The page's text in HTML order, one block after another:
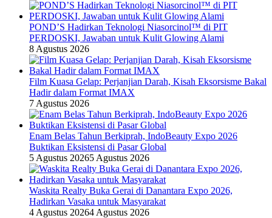
POND’S Hadirkan Teknologi Niasorcinol™ di PIT
PERDOSKI, Jawaban untuk Kulit Glowing Alami
8 Agustus 2026
Film Kuasa Gelap: Perjanjian Darah, Kisah Eksorsisme Bakal
Hadir dalam Format IMAX
7 Agustus 2026
Enam Belas Tahun Berkiprah, IndoBeauty Expo 2026
Buktikan Eksistensi di Pasar Global
5 Agustus 20265 Agustus 2026
Waskita Realty Buka Gerai di Danantara Expo 2026,
Hadirkan Vasaka untuk Masyarakat
4 Agustus 20264 Agustus 2026